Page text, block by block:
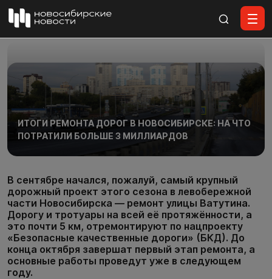
ИТОГИ РЕМОНТА ДОРОГ В НОВОСИБИРСКЕ: НА ЧТО
ПОТРАТИЛИ БОЛЬШЕ 3 МИЛЛИАРДОВ
В сентябре начался, пожалуй, самый крупный
дорожный проект этого сезона в левобережной
части Новосибирска — ремонт улицы Ватутина.
Дорогу и тротуары на всей её протяжённости, а
это почти 5 км, отремонтируют по нацпроекту
«Безопасные качественные дороги» (БКД). До
конца октября завершат первый этап ремонта, а
основные работы проведут уже в следующем
году.